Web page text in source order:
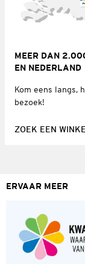
MEER DAN
EN NEDERLAND
Kom eens langs,
bezoek!
ZOEK EEN
ERVAAR MEER